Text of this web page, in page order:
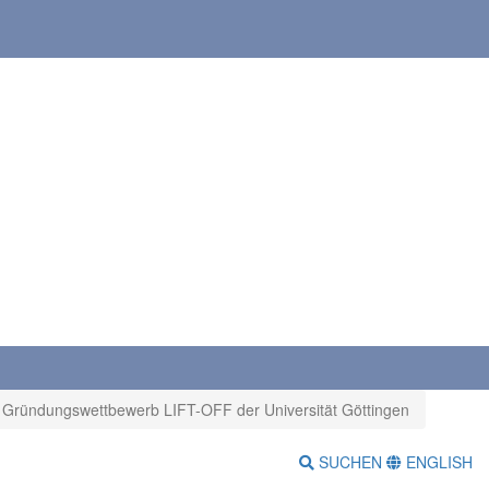
Gründungswettbewerb LIFT-OFF der Universität Göttingen
SUCHEN ENGLISH